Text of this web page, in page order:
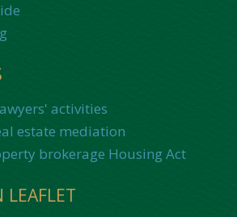
activities
estate mediation
brokerage Housing Act